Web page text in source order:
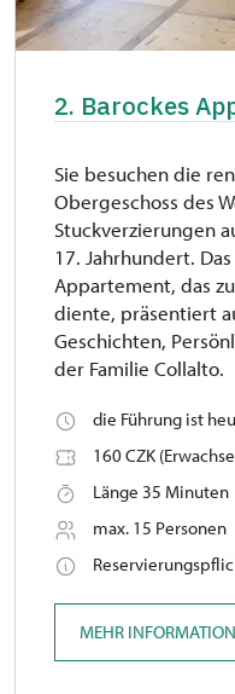
2. Barockes
Sie besuchen die
Obergeschoss des
Stuckverzierungen
17. Jahrhundert.
Appartement, das
diente, präsentiert
Geschichten,
der Familie Collalto.
die Führung ist
160 CZK
Länge 35 Minuten
max. 15 Personen
MEHR